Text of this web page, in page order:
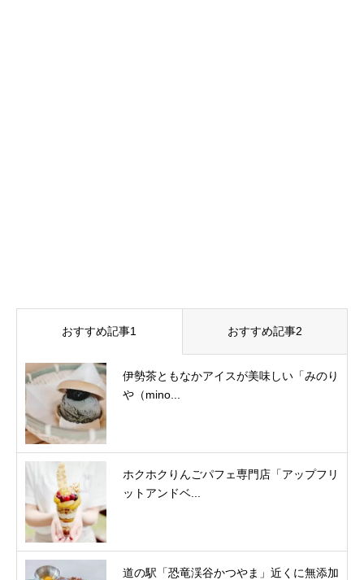
おすすめ記事1 おすすめ記事2
伊勢茶ともなかアイスが美味しい「みのり
や（mino...
ホクホクりんごパフェ専門店「アップフリ
ットアンドベ...
道の駅「恐竜渓谷かつやま」近くに無添加